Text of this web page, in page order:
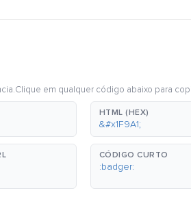
em qualquer código abaixo para
HTML (HEX)
&#x1F9A1;
CÓDIGO CURTO
:badger: